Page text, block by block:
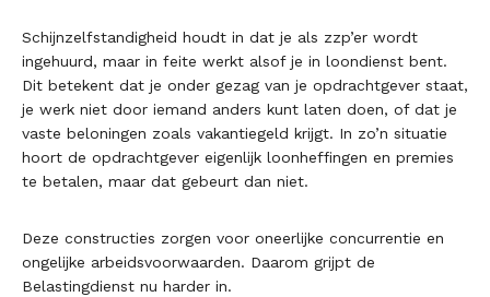
Schijnzelfstandigheid houdt in dat je als zzp’er wordt
ingehuurd, maar in feite werkt alsof je in loondienst bent.
Dit betekent dat je onder gezag van je opdrachtgever staat,
je werk niet door iemand anders kunt laten doen, of dat je
vaste beloningen zoals vakantiegeld krijgt. In zo’n situatie
hoort de opdrachtgever eigenlijk loonheffingen en premies
te betalen, maar dat gebeurt dan niet.
Deze constructies zorgen voor oneerlijke concurrentie en
ongelijke arbeidsvoorwaarden. Daarom grijpt de
Belastingdienst nu harder in.